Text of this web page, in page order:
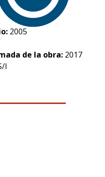
2005
de la obra: 2017
I